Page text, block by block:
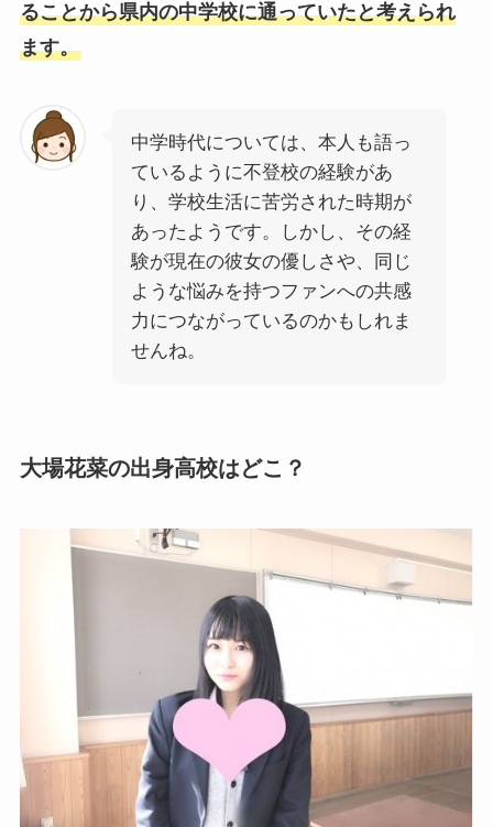
ることから県内の中学校に通っていたと考えられ
ます。
中学時代については、本人も語っ
ているように不登校の経験があ
り、学校生活に苦労された時期が
あったようです。しかし、その経
験が現在の彼女の優しさや、同じ
ような悩みを持つファンへの共感
力につながっているのかもしれま
せんね。
大場花菜の出身高校はどこ？